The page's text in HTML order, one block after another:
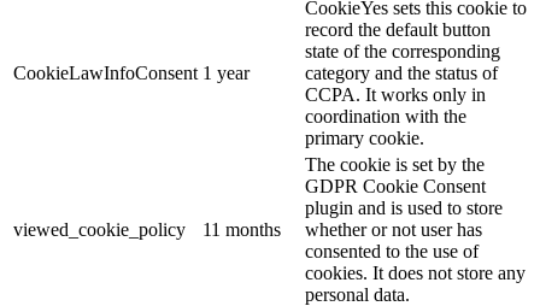
CookieLawInfoConsent 1 year
CookieYes sets this cookie to
record the default button
state of the corresponding
category and the status of
CCPA. It works only in
coordination with the
primary cookie.
viewed_cookie_policy 11 months
The cookie is set by the
GDPR Cookie Consent
plugin and is used to store
whether or not user has
consented to the use of
cookies. It does not store any
personal data.